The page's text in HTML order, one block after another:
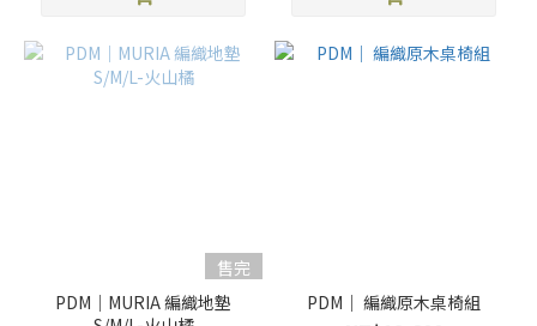
售完
PDM｜MURIA 編織地墊
PDM｜ 編織原木桌椅組